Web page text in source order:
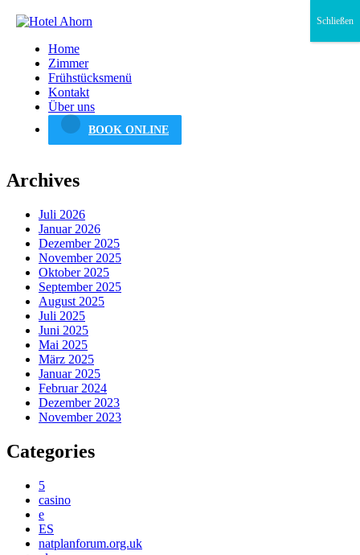
Home
Zimmer
Frühstücksmenü
Kontakt
Über uns
BOOK ONLINE
Archives
Juli 2026
Januar 2026
Dezember 2025
November 2025
Oktober 2025
September 2025
August 2025
Juli 2025
Juni 2025
Mai 2025
März 2025
Januar 2025
Februar 2024
Dezember 2023
November 2023
Categories
5
casino
e
ES
natplanforum.org.uk
Schließen